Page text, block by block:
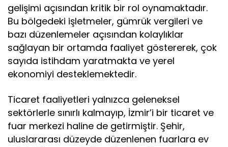
gelişimi açısından kritik bir rol oynamaktadır.
Bu bölgedeki işletmeler, gümrük vergileri ve
bazı düzenlemeler açısından kolaylıklar
sağlayan bir ortamda faaliyet göstererek, çok
sayıda istihdam yaratmakta ve yerel
ekonomiyi desteklemektedir.
Ticaret faaliyetleri yalnızca geleneksel
sektörlerle sınırlı kalmayıp, İzmir’i bir ticaret ve
fuar merkezi haline de getirmiştir. Şehir,
uluslararası düzeyde düzenlenen fuarlara ev